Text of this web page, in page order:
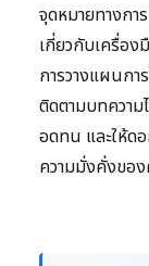
จุดหมายทางก
เกี่ยวกับเครื่อ
การวางแผนกา
ติดตามบทความ
อดทน และให้ด
ความมั่งคั่งขอ